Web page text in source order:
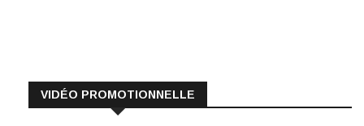
VIDÉO PROMOTIONNELLE